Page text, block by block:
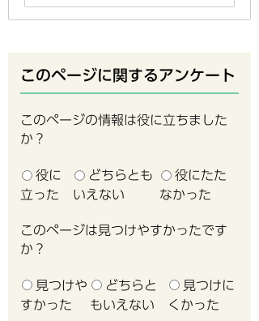
このページに関するアンケート
このページの情報は役に立ちました
か？
役に
立った
どちらとも
いえない
役にたた
なかった
このページは見つけやすかったです
か？
見つけや
すかった
どちらと
もいえない
見つけに
くかった